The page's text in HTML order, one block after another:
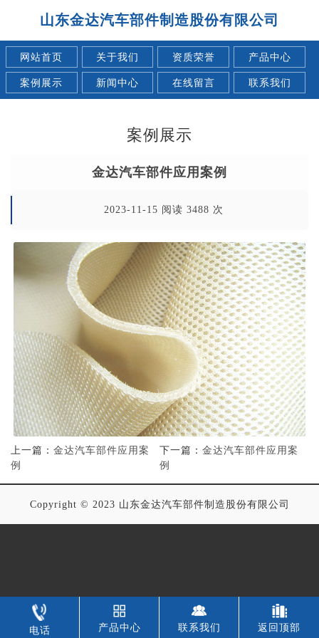
山东金达汽车部件制造股份有限公司
网站首页 关于我们 资质荣誉 产品中心
案例展示 新闻中心 在线留言 联系我们
案例展示
金达汽车部件应用案例
2023-11-15 阅读 3488 次
上一篇： 金达汽车部件应用案
例
下一篇： 金达汽车部件应用案
例
Copyright © 2023 山东金达汽车部件制造股份有限公司
电话 产品中心 联系我们 返回顶部